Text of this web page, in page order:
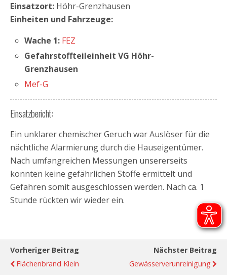
Einsatzort: Höhr-Grenzhausen
Einheiten und Fahrzeuge:
Wache 1: FEZ
Gefahrstoffteileinheit VG Höhr-
Grenzhausen
Mef-G
Einsatzbericht:
Ein unklarer chemischer Geruch war Auslöser für die
nächtliche Alarmierung durch die Hauseigentümer.
Nach umfangreichen Messungen unsererseits
konnten keine gefährlichen Stoffe ermittelt und
Gefahren somit ausgeschlossen werden. Nach ca. 1
Stunde rückten wir wieder ein.
Vorheriger Beitrag
Flächenbrand Klein
Nächster Beitrag
Gewässerverunreinigung